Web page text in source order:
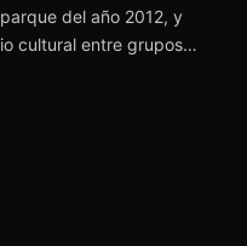
del año 2012, y
cultural entre grupos…